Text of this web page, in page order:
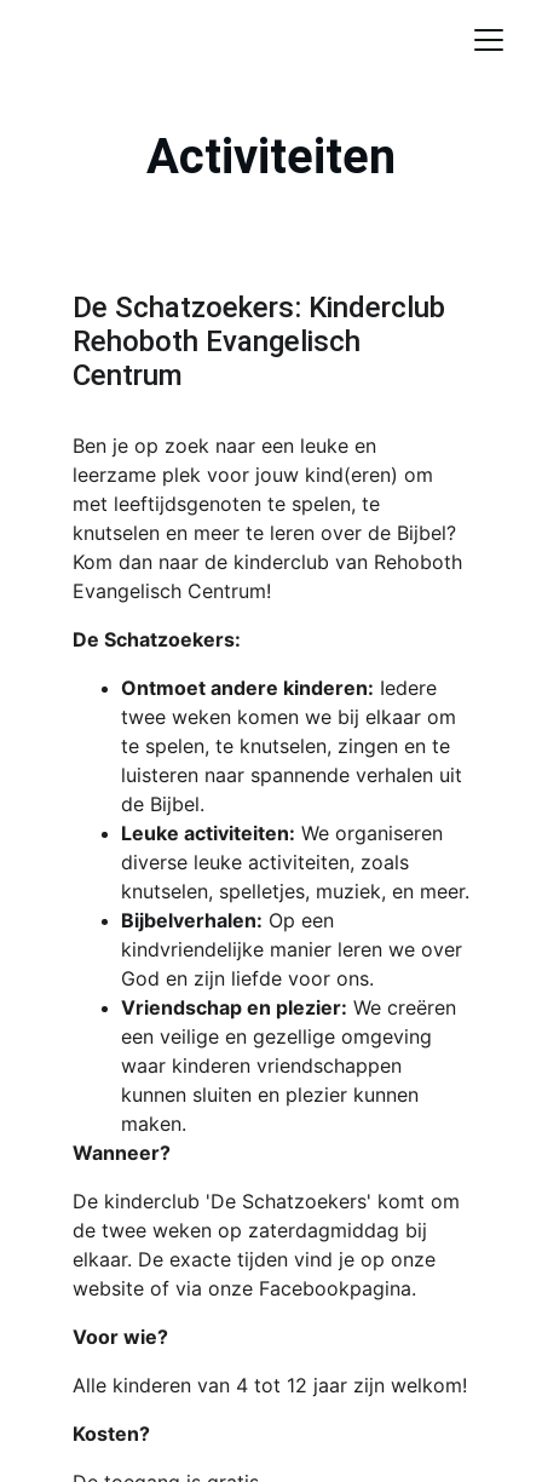
Activiteiten
De Schatzoekers: Kinderclub
Rehoboth Evangelisch
Centrum
Ben je op zoek naar een leuke en
leerzame plek voor jouw kind(eren) om
met leeftijdsgenoten te spelen, te
knutselen en meer te leren over de Bijbel?
Kom dan naar de kinderclub van Rehoboth
Evangelisch Centrum!
De Schatzoekers:
Ontmoet andere kinderen: Iedere
twee weken komen we bij elkaar om
te spelen, te knutselen, zingen en te
luisteren naar spannende verhalen uit
de Bijbel.
Leuke activiteiten: We organiseren
diverse leuke activiteiten, zoals
knutselen, spelletjes, muziek, en meer.
Bijbelverhalen: Op een
kindvriendelijke manier leren we over
God en zijn liefde voor ons.
Vriendschap en plezier: We creëren
een veilige en gezellige omgeving
waar kinderen vriendschappen
kunnen sluiten en plezier kunnen
maken.
Wanneer?
De kinderclub 'De Schatzoekers' komt om
de twee weken op zaterdagmiddag bij
elkaar. De exacte tijden vind je op onze
website of via onze Facebookpagina.
Voor wie?
Alle kinderen van 4 tot 12 jaar zijn welkom!
Kosten?